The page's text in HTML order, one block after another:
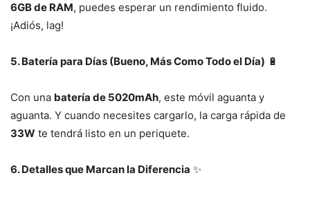
6GB de RAM, puedes esperar un rendimiento fluido.
¡Adiós, lag!
5. Batería para Días (Bueno, Más Como Todo el Día) 🔋
Con una batería de 5020mAh, este móvil aguanta y
aguanta. Y cuando necesites cargarlo, la carga rápida de
33W te tendrá listo en un periquete.
6. Detalles que Marcan la Diferencia ✨